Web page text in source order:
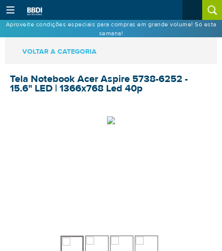
Aproveite condições especiais para compras em grande volume! Só esta
semana!
VOLTAR A CATEGORIA
Tela Notebook Acer Aspire 5738-6252 -
15.6" LED | 1366x768 Led 40p